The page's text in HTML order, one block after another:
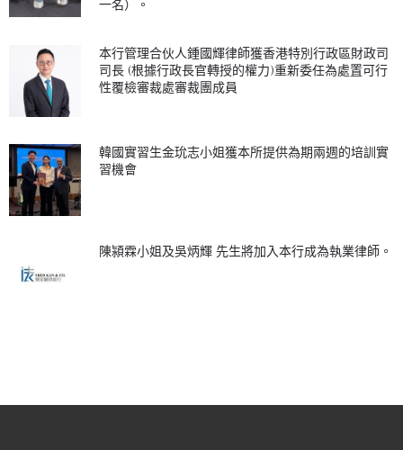
一名）。
本行管理合伙人鍾國輝律師獲香港特別行政區財政司
司長 (根據行政長官轉授的權力)重新委任為處置可行
性覆檢審裁處審裁團成員
韓國實習生金玧志小姐獲本所提供為期兩週的培訓實
習機會
陳潁霖小姐及吳炳輝 先生將加入本行成為執業律師。